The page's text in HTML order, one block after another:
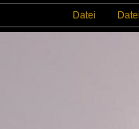
Datei